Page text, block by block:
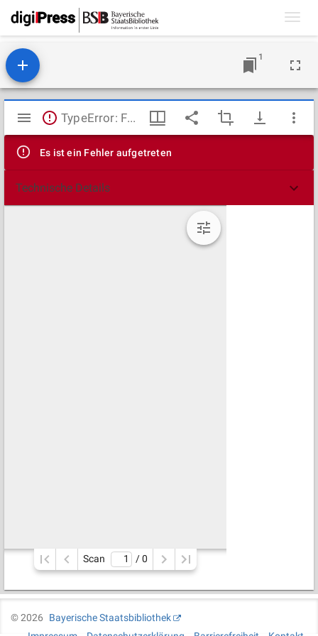
1
Mirador
Viewer
TypeError: Failed to fetch
Es ist ein Fehler aufgetreten
Technische Details
Scan / 0
©2026
Bayerische Staatsbibliothek